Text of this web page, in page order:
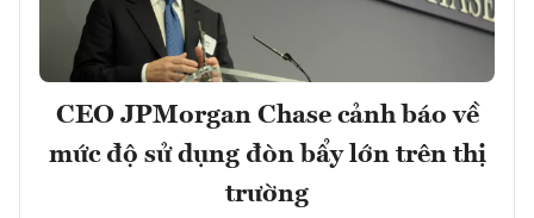
CEO JPMorgan Chase cảnh báo về
mức độ sử dụng đòn bẩy lớn trên thị
trường